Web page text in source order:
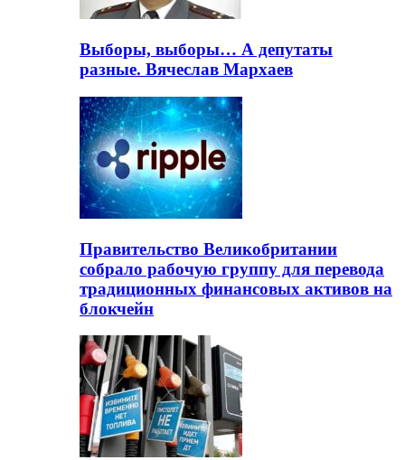
Выборы, выборы… А депутаты
разные. Вячеслав Мархаев
Правительство Великобритании
собрало рабочую группу для перевода
традиционных финансовых активов на
блокчейн